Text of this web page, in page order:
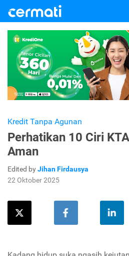
Kredit Tanpa Agunan
Perhatikan 10 Ciri
Aman
Edited byJihan Firdausya
22 Oktober 2025